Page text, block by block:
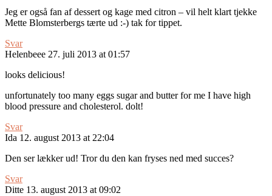
Jeg er også fan af dessert og kage med citron – vil helt klart tjekke
Mette Blomsterbergs tærte ud :-) tak for tippet.
Svar
Helenbeee 27. juli 2013 at 01:57
looks delicious!
unfortunately too many eggs sugar and butter for me I have high
blood pressure and cholesterol. dolt!
Svar
Ida 12. august 2013 at 22:04
Den ser lækker ud! Tror du den kan fryses ned med succes?
Svar
Ditte 13. august 2013 at 09:02